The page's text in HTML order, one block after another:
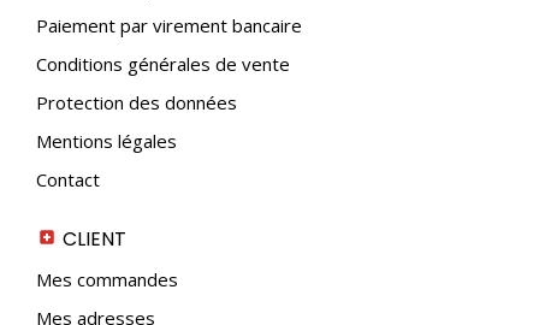
Paiement par virement bancaire
Conditions générales de vente
Protection des données
Mentions légales
Contact
CLIENT
Mes commandes
Mes adresses